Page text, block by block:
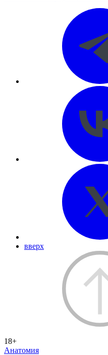
вверх
18+
Анатомия